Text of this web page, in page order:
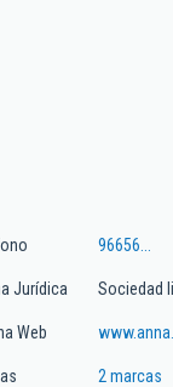
96656...
Jurídica Sociedad
Web
2 marcas